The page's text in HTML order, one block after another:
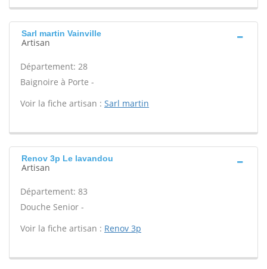
Sarl martin Vainville
Artisan
Département: 28
Baignoire à Porte -
Voir la fiche artisan : Sarl martin
Renov 3p Le lavandou
Artisan
Département: 83
Douche Senior -
Voir la fiche artisan : Renov 3p